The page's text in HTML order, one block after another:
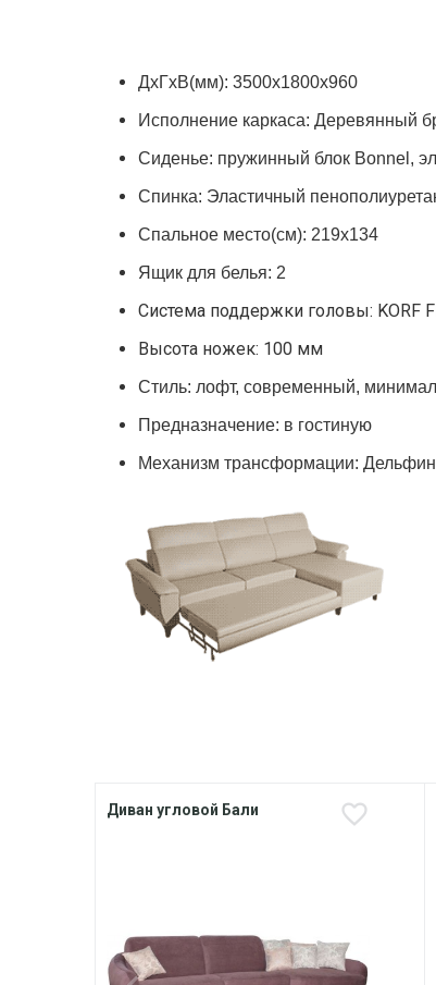
ДхГхВ(мм): 3500х1800х960
Исполнение каркаса: Деревянный
Сиденье: пружинный блок Bonnel,
Спинка: Эластичный
Спальное место(см): 219х134
Ящик для белья: 2
Система поддержки головы: KORF
Высота ножек: 100 мм
Стиль: лофт, современный,
Предназначение: в гостиную
Механизм трансформации: Дельфин
Диван угловой Бали